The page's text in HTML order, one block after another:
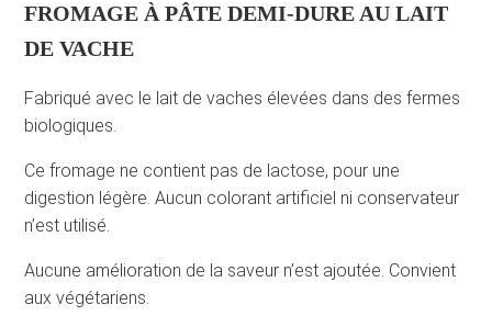
FROMAGE À PÂTE DEMI-DURE AU LAIT
DE VACHE
Fabriqué avec le lait de vaches élevées dans des fermes
biologiques.
Ce fromage ne contient pas de lactose, pour une
digestion légère. Aucun colorant artificiel ni conservateur
n’est utilisé.
Aucune amélioration de la saveur n’est ajoutée. Convient
aux végétariens.